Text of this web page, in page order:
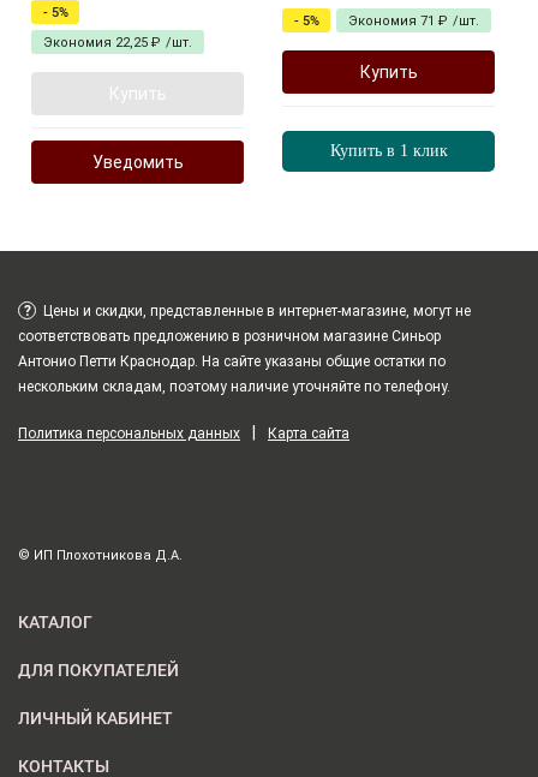
- 5%
Экономия 22,25 ₽ /шт.
Купить
Уведомить
- 5% Экономия 71 ₽ /шт.
Купить
Купить в 1 клик
?
Цены и скидки, представленные в интернет-магазине, могут не
соответствовать предложению в розничном магазине Синьор
Антонио Петти Краснодар. На сайте указаны общие остатки по
нескольким складам, поэтому наличие уточняйте по телефону.
Политика персональных данных Карта сайта
© ИП Плохотникова Д.А.
КАТАЛОГ
ДЛЯ ПОКУПАТЕЛЕЙ
ЛИЧНЫЙ КАБИНЕТ
КОНТАКТЫ